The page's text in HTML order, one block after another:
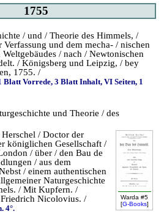
1755
/ und / Theorie des Himmels, /
und dem mecha- / nischen
/ nach / Newtonischen
/ Königsberg und Leipzig, / bey
1755. /
Vorrede, 3 Blatt Inhalt, VI Seiten, 1
und Theorie / des
Warda #5
[G-Books]
/ Doctor der
königlichen Gesellschaft /
/ über / den Bau de
/ aus dem
/ einem authentischen
Naturgeschichte
/ Mit Kupfern. /
Nicolovius. /
4°.